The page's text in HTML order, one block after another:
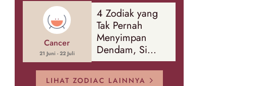
Agustus 2026
Cancer
21 Juni - 22 Juli
4 Zodiak yang
Tak Pernah
Menyimpan
Dendam, Si
Paling Mudah
Memaafkan!
LIHAT ZODIAC LAINNYA